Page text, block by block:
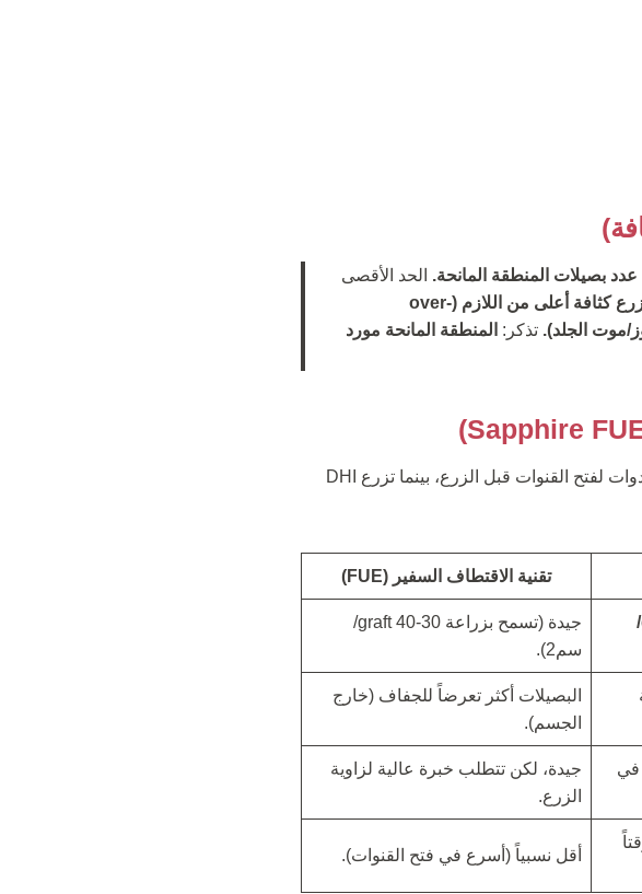
الحد الأقصى
محاولة زرع كثافة أعلى من اللازم (over-
تذكر: المنطقة المانحة مورد
يكمن الاختلاف الرئيسي في مرحلة “الزرع”؛ حيث تستخدم تقنية Sapphire أدوات لفتح القنوات قبل الزرع، بينما تزرع DHI
تقنية الاقتطاف السفير (FUE)
أعلى (تسمح بزراعة 40-50 graft/
جيدة (تسمح بزراعة 30-40 graft/
سم2).
البصيلات أكثر تعرضاً للجفاف (خارج
الجسم).
في
جيدة، لكن تتطلب خبرة عالية لزاوية
الزرع.
أقل نسبياً (أسرع في فتح القنوات).